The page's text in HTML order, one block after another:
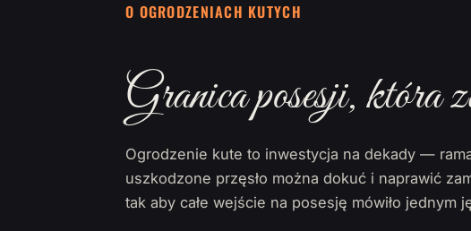
O OGRODZENIACH KUTYCH
Granica posesji, która
Ogrodzenie kute to inwestycja na dekady —
uszkodzone przęsło można dokuć i naprawić
tak aby całe wejście na posesję mówiło jednym